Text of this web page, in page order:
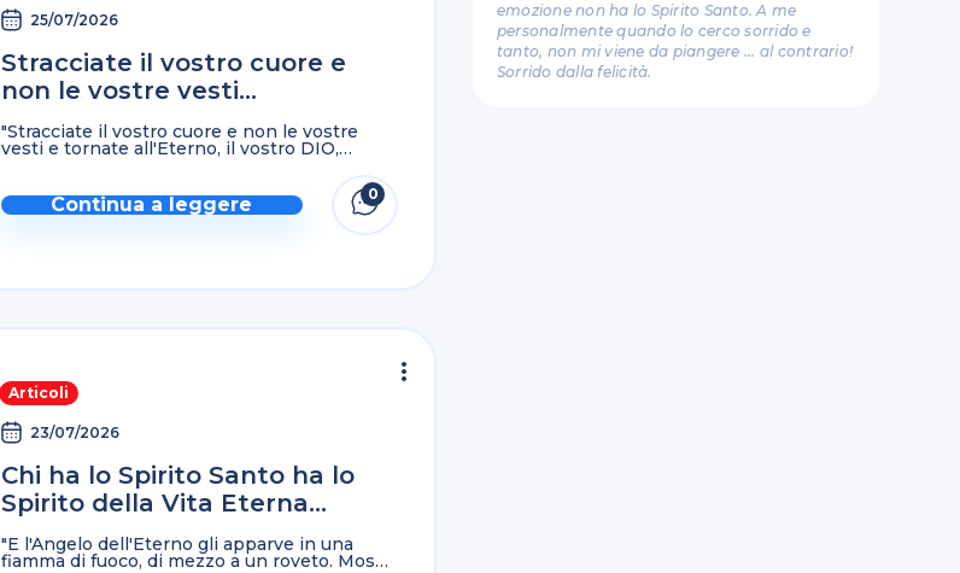
25/07/2026
Stracciate il vostro cuore e
non le vostre vesti…
"Stracciate il vostro cuore e non le vostre
vesti e tornate all'Eterno, il vostro DIO,
benignità, e ...
Continua a leggere 0
Articoli
23/07/2026
Chi ha lo Spirito Santo ha lo
Spirito della Vita Eterna…
"E l'Angelo dell'Eterno gli apparve in una
fiamma di fuoco, di mezzo a un roveto. Mosè
emozione non ha lo Spirito Santo. A me
personalmente quando lo cerco sorrido e
tanto, non mi viene da piangere ... al contrario!
Sorrido dalla felicità.